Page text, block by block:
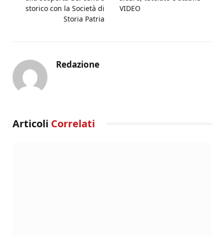
storico con la Società di
Storia Patria
VIDEO
Redazione
Articoli Correlati